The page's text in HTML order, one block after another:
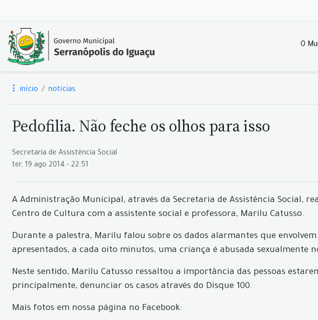
O
início notícias
Pedofilia. Não feche os olhos para isso
Secretaria de Assistência Social
ter, 19 ago 2014 - 22:51
A Administração Municipal, através da Secretaria de Assistência Social,
Centro de Cultura com a assistente social e professora, Marilu Catusso.
Durante a palestra, Marilu falou sobre os dados alarmantes que
apresentados, a cada oito minutos, uma criança é abusada sexualmente
Neste sentido, Marilu Catusso ressaltou a importância das pessoas
principalmente, denunciar os casos através do Disque 100.
Mais fotos em nossa página no Facebook: